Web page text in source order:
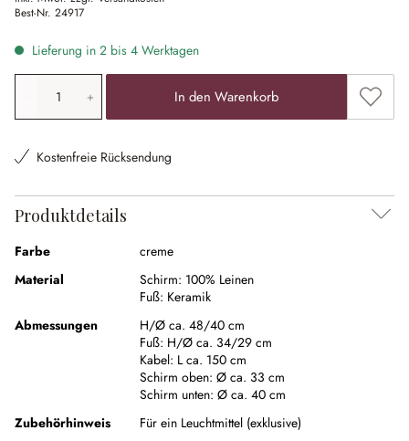
Best-Nr. 24917
Lieferung in 2 bis 4 Werktagen
Produkt Anzahl: Gib den gewünschten Wert ein oder
In den Warenkorb Zum
Kostenfreie Rücksendung
Produktdetails
Farbe
creme
Material
Schirm: 100% Leinen
Fuß: Keramik
Abmessungen
H/Ø ca. 48/40 cm
Fuß: H/Ø ca. 34/29 cm
Kabel: L ca. 150 cm
Schirm oben: Ø ca. 33 cm
Schirm unten: Ø ca. 40 cm
Zubehörhinweis
Für ein Leuchtmittel (exklusive)